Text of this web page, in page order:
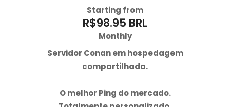
Starting from
R$98.95 BRL
Monthly
Servidor Conan em hospedagem
compartilhada.
Omelhor Ping do mercado.